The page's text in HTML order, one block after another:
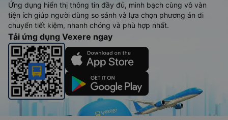
Ứng dụng hiển thị thông tin đầy đủ, minh bạch cùng vô vàn
tiện ích giúp người dùng so sánh và lựa chọn phương án di
chuyển tiết kiệm, nhanh chóng và phù hợp nhất.
Tải ứng dụng Vexere ngay